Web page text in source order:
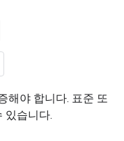
해야 합니다. 표준 또
있습니다.